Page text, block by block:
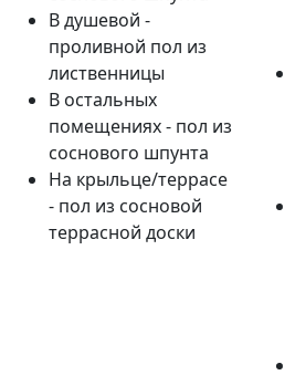
В душевой -
проливной пол из
лиственницы
В остальных
помещениях - пол из
соснового шпунта
На крыльце/террасе
- пол из сосновой
террасной доски